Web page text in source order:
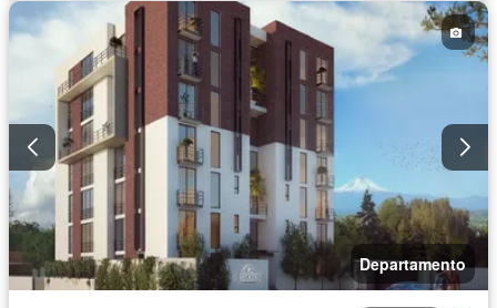
Departamento